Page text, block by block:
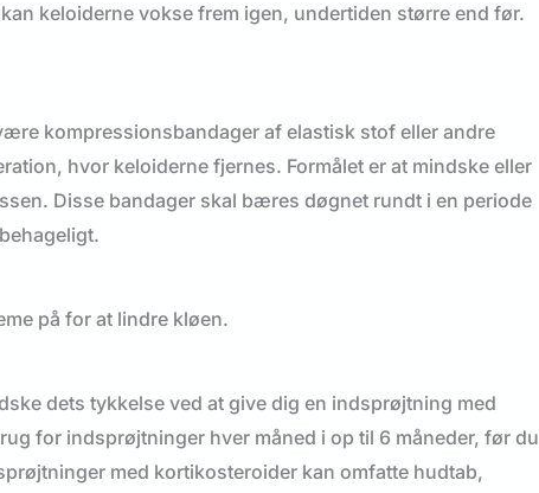
keloiderne vokse frem igen, undertiden større end før.
kompressionsbandager af elastisk stof eller andre
hvor keloiderne fjernes. Formålet er at mindske eller
Disse bandager skal bæres døgnet rundt i en periode
på for at lindre kløen.
dets tykkelse ved at give dig en indsprøjtning med
for indsprøjtninger hver måned i op til 6 måneder, før du
med kortikosteroider kan omfatte hudtab,